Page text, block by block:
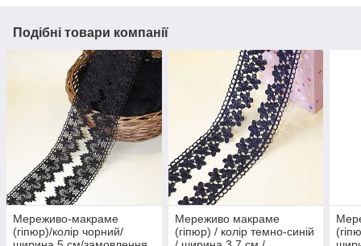
Подібні товари компанії
Мереживо-макраме
(гіпюр)/колір чорний/
Мереживо макраме
(гіпюр) / колір темно-синій